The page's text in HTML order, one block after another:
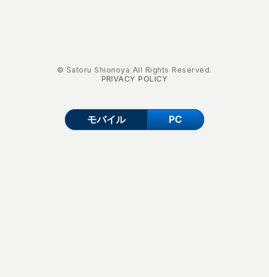
© Satoru Shionoya All Rights Reserved.
PRIVACY POLICY
モバイル PC